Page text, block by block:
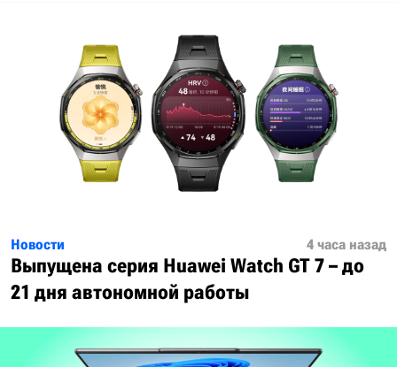
Новости 4 часа назад
Выпущена серия Huawei Watch GT 7 – до
21 дня автономной работы